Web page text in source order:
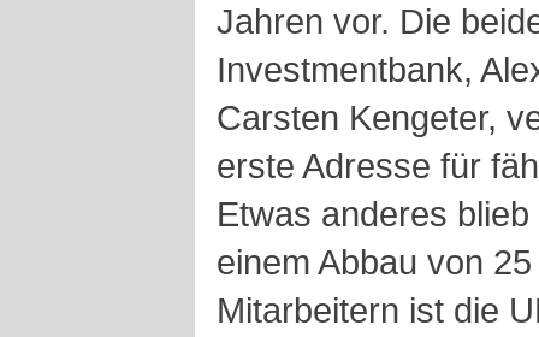
Jahren vor. Die
Investmentbank,
Carsten Kengeter,
erste Adresse für
Etwas anderes
einem Abbau von
Mitarbeitern ist die